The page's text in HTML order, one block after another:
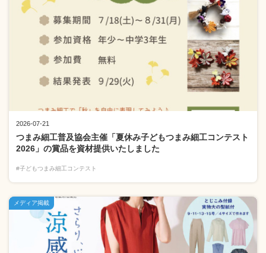
2026-07-21
つまみ細工普及協会主催「夏休み子どもつまみ細工コンテスト
2026」の賞品を資材提供いたしました
#子どもつまみ細工コンテスト
メディア掲載